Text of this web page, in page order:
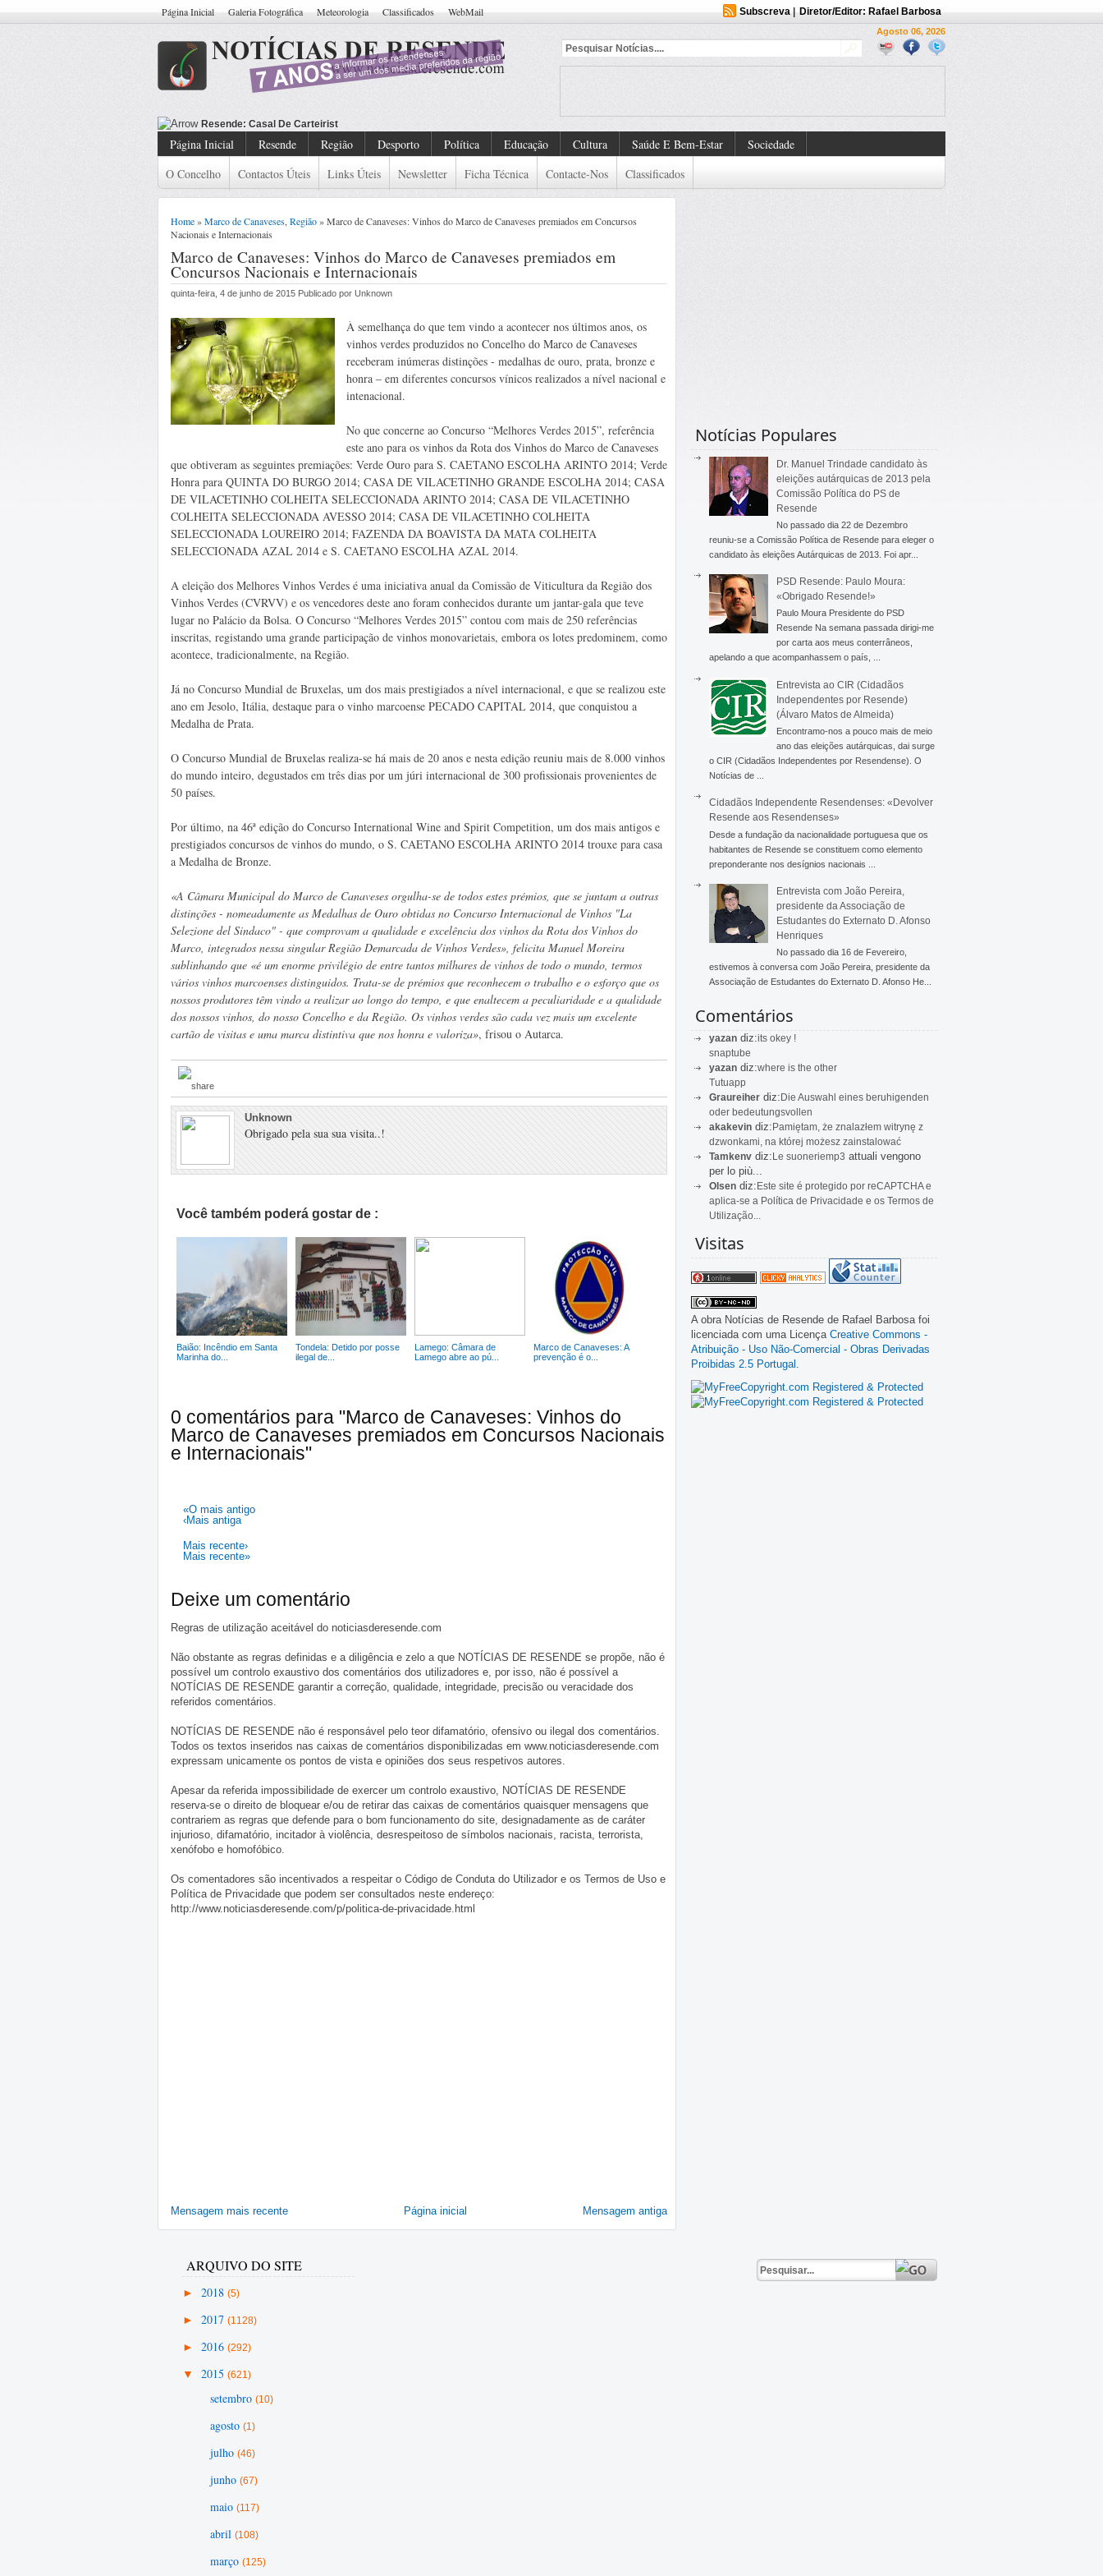
Página Inicial Galeria Fotográfica Meteorologia Classificados WebMail Subscreva| Diretor/Editor: Rafael Barbosa
Agosto 06, 2026
Resende: Casal De Carteiristas Identificado
Página Inicial Resende Região Desporto Política Educação Cultura Saúde E Bem-Estar
Sociedade
O Concelho
Contactos Úteis Links Úteis Newsletter Ficha Técnica Contacte-Nos Classificados
Home»Marco de Canaveses Região» Marco de Canaveses: Vinhos do Marco de Canaveses premiados em Concursos
Nacionais e Internacionais
Marco de Canaveses: Vinhos do Marco de Canaveses premiados em
Concursos Nacionais e Internacionais
quinta-feira, 4 de junho de 2015 Publicado por Unknown
À semelhança do que tem vindo a acontecer nos últimos anos, os
vinhos verdes produzidos no Concelho do Marco de Canaveses
receberam inúmeras distinções - medalhas de ouro, prata, bronze e
honra – em diferentes concursos vínicos realizados a nível nacional e
intenacional.
No que concerne ao Concurso “Melhores Verdes 2015”, referência
este ano para os vinhos da Rota dos Vinhos do Marco de Canaveses
que obtiveram as seguintes premiações: Verde Ouro para S. CAETANO ESCOLHA ARINTO 2014; Verde
Honra para QUINTA DO BURGO 2014; CASA DE VILACETINHO GRANDE ESCOLHA 2014; CASA
DE VILACETINHO COLHEITA SELECCIONADA ARINTO 2014; CASA DE VILACETINHO
COLHEITA SELECCIONADA AVESSO 2014; CASA DE VILACETINHO COLHEITA
SELECCIONADA LOUREIRO 2014; FAZENDA DA BOAVISTA DA MATA COLHEITA
SELECCIONADA AZAL 2014 e S. CAETANO ESCOLHA AZAL 2014.
A eleição dos Melhores Vinhos Verdes é uma iniciativa anual da Comissão de Viticultura da Região dos
Vinhos Verdes (CVRVV) e os vencedores deste ano foram conhecidos durante um jantar-gala que teve
lugar no Palácio da Bolsa. O Concurso “Melhores Verdes 2015” contou com mais de 250 referências
inscritas, registando uma grande participação de vinhos monovarietais, embora os lotes predominem, como
acontece, tradicionalmente, na Região.
Já no Concurso Mundial de Bruxelas, um dos mais prestigiados a nível internacional, e que se realizou este
ano em Jesolo, Itália, destaque para o vinho marcoense PECADO CAPITAL 2014, que conquistou a
Medalha de Prata.
O Concurso Mundial de Bruxelas realiza-se há mais de 20 anos e nesta edição reuniu mais de 8.000 vinhos
do mundo inteiro, degustados em três dias por um júri internacional de 300 profissionais provenientes de
50 países.
Por último, na 46ª edição do Concurso International Wine and Spirit Competition, um dos mais antigos e
prestigiados concursos de vinhos do mundo, o S. CAETANO ESCOLHA ARINTO 2014 trouxe para casa
a Medalha de Bronze.
«A Câmara Municipal do Marco de Canaveses orgulha-se de todos estes prémios, que se juntam a outras
distinções - nomeadamente as Medalhas de Ouro obtidas no Concurso Internacional de Vinhos "La
Selezione del Sindaco" - que comprovam a qualidade e excelência dos vinhos da Rota dos Vinhos do
Marco, integrados nessa singular Região Demarcada de Vinhos Verdes», felicita Manuel Moreira
sublinhando que «é um enorme privilégio de entre tantos milhares de vinhos de todo o mundo, termos
vários vinhos marcoenses distinguidos. Trata-se de prémios que reconhecem o trabalho e o esforço que os
nossos produtores têm vindo a realizar ao longo do tempo, e que enaltecem a peculiaridade e a qualidade
dos nossos vinhos, do nosso Concelho e da Região. Os vinhos verdes são cada vez mais um excelente
cartão de visitas e uma marca distintiva que nos honra e valoriza», frisou o Autarca.
Unknown
Obrigado pela sua sua visita..!
Você também poderá gostar de :
Baião: Incêndio em Santa
Marinha do...
Tondela: Detido por posse
ilegal de...
Lamego: Câmara de
Lamego abre ao pú...
Marco de Canaveses: A
prevenção é o...
0 comentários para "Marco de Canaveses: Vinhos do
Marco de Canaveses premiados em Concursos Nacionais
e Internacionais"
«O mais antigo
‹Mais antiga
Mais recente›
Mais recente»
Deixe um comentário
Regras de utilização aceitável do noticiasderesende.com
Não obstante as regras definidas e a diligência e zelo a que NOTÍCIAS DE RESENDE se propõe, não é
possível um controlo exaustivo dos comentários dos utilizadores e, por isso, não é possível a
NOTÍCIAS DE RESENDE garantir a correção, qualidade, integridade, precisão ou veracidade dos
referidos comentários.
NOTÍCIAS DE RESENDE não é responsável pelo teor difamatório, ofensivo ou ilegal dos comentários.
Todos os textos inseridos nas caixas de comentários disponibilizadas em www.noticiasderesende.com
expressam unicamente os pontos de vista e opiniões dos seus respetivos autores.
Apesar da referida impossibilidade de exercer um controlo exaustivo, NOTÍCIAS DE RESENDE
reserva-se o direito de bloquear e/ou de retirar das caixas de comentários quaisquer mensagens que
contrariem as regras que defende para o bom funcionamento do site, designadamente as de caráter
injurioso, difamatório, incitador à violência, desrespeitoso de símbolos nacionais, racista, terrorista,
xenófobo e homofóbico.
Os comentadores são incentivados a respeitar o Código de Conduta do Utilizador e os Termos de Uso e
Política de Privacidade que podem ser consultados neste endereço:
http://www.noticiasderesende.com/p/politica-de-privacidade.html
Mensagem mais recente Mensagem antiga
Página inicial
Notícias Populares
Dr. Manuel Trindade candidato às
eleições autárquicas de 2013 pela
Comissão Política do PS de
Resende
No passado dia 22 de Dezembro
reuniu-se a Comissão Política de Resende para eleger o
candidato às eleições Autárquicas de 2013. Foi apr...
PSD Resende: Paulo Moura:
«Obrigado Resende!»
Paulo Moura Presidente do PSD
Resende Na semana passada dirigi-me
por carta aos meus conterrâneos,
apelando a que acompanhassem o país, ...
Entrevista ao CIR (Cidadãos
Independentes por Resende)
(Álvaro Matos de Almeida)
Encontramo-nos a pouco mais de meio
ano das eleições autárquicas, dai surge
o CIR (Cidadãos Independentes por Resendense). O
Notícias de ...
Cidadãos Independente Resendenses: «Devolver
Resende aos Resendenses»
Desde a fundação da nacionalidade portuguesa que os
habitantes de Resende se constituem como elemento
preponderante nos desígnios nacionais ...
Entrevista com João Pereira,
presidente da Associação de
Estudantes do Externato D. Afonso
Henriques
No passado dia 16 de Fevereiro,
estivemos à conversa com João Pereira, presidente da
Associação de Estudantes do Externato D. Afonso He...
Comentários
yazan diz:its okey !
snaptube
yazan diz:where is the other
Tutuapp
Graureiher diz:Die Auswahl eines beruhigenden
oder bedeutungsvollen
akakevin diz:Pamiętam, że znalazłem witrynę z
dzwonkami, na której możesz zainstalować
Tamkenv diz:Le suoneriemp3 attuali vengono
per lo più...
Olsen diz:Este site é protegido por reCAPTCHA e
aplica-se a Política de Privacidade e os Termos de
Utilização...
Visitas
A obra Notícias de Resende de Rafael Barbosa foi
licenciada com uma Licença Creative Commons -
Atribuição - Uso Não-Comercial - Obras Derivadas
Proibidas 2.5 Portugal
ARQUIVO DO SITE
► 2018 (5)
► 2017 (1128)
► 2016 (292)
▼ 2015 (621)
setembro (10)
agosto (1)
julho (46)
junho (67)
maio (117)
abril (108)
março (125)